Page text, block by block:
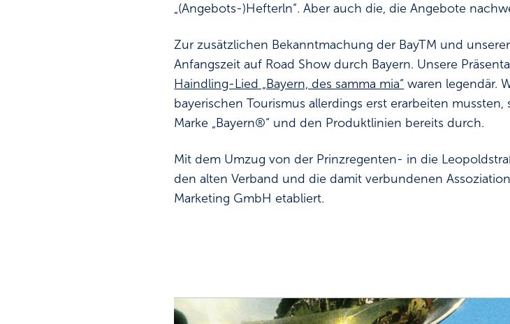
„(Angebots-)Hefterln“. Aber auch die, die Angebote
Zur zusätzlichen Bekanntmachung der BayTM und
Anfangszeit auf Road Show durch Bayern. Unsere
Haindling-Lied „Bayern, des samma mia“ waren legendär.
bayerischen Tourismus allerdings erst erarbeiten
Marke „Bayern®“ und den Produktlinien bereits durch.
Mit dem Umzug von der Prinzregenten- in die
den alten Verband und die damit verbundenen
Marketing GmbH etabliert.